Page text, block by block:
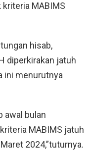
MABIMS
hisab,
diperkirakan jatuh
ini menurutnya
awal bulan
MABIMS jatuh
2024,”tuturnya.